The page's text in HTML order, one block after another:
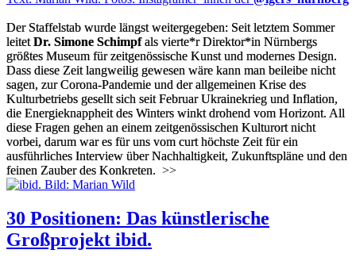
Der Staffelstab wurde längst weitergegeben: Seit letztem Sommer
leitetDr. Simone Schimpfals vierte*r Direktor*in Nürnbergs
größtes Museum für zeitgenössische Kunst und modernes Design.
Dass diese Zeit langweilig gewesen wäre kann man beileibe nicht
sagen, zur Corona-Pandemie und der allgemeinen Krise des
Kulturbetriebs gesellt sich seit Februar Ukrainekrieg und Inflation,
die Energieknappheit des Winters winkt drohend vom Horizont. All
diese Fragen gehen an einem zeitgenössischen Kulturort nicht
vorbei, darum war es für uns vom curt höchste Zeit für ein
ausführliches Interview über Nachhaltigkeit, Zukunftspläne und den
feinen Zauber des Konkreten. >>
30 Positionen: Das künstlerische
Großprojekt ibid.